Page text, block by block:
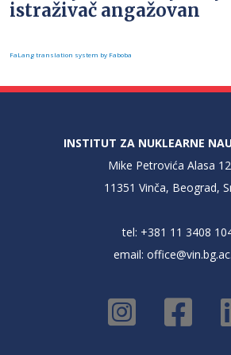
istraživač angažovan
FaLang translation system by Faboba
INSTITUT ZA NUKLEARNE
Mike Petrovića Alasa
11351 Vinča, Beograd,
tel: +381 11 3408
email: